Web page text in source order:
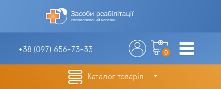
+38 (097) 656-73-33 0
Каталог товарів